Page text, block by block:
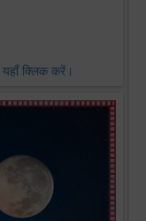
यहाँ क्लिक करें।